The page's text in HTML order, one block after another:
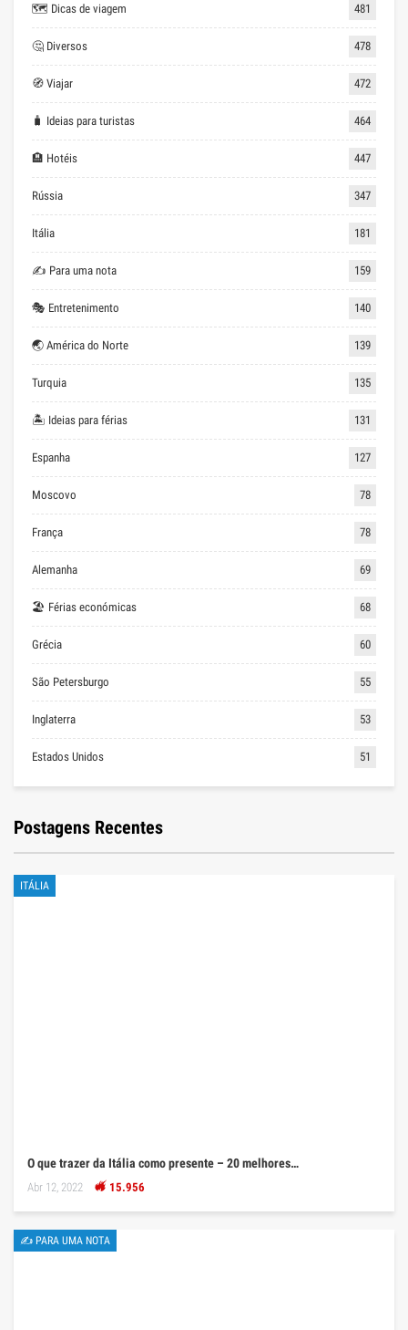
🗺 Dicas de viagem 481
🤔 Diversos 478
🧭 Viajar 472
🧳 Ideias para turistas 464
🏨 Hotéis 447
Rússia 347
Itália 181
✍ Para uma nota 159
🎭 Entretenimento 140
🌏 América do Norte 139
Turquia 135
🏝 Ideias para férias 131
Espanha 127
Moscovo 78
França 78
Alemanha 69
🏖 Férias económicas 68
Grécia 60
São Petersburgo 55
Inglaterra 53
Estados Unidos 51
Postagens Recentes
ITÁLIA
O que trazer da Itália como presente – 20 melhores…
Abr 12, 2022 15.956
✍ PARA UMA NOTA